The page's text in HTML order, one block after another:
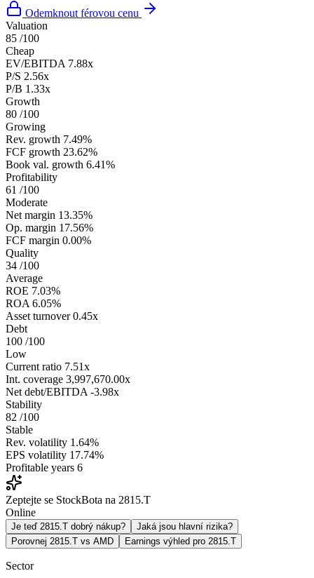
Odemknout férovou cenu
Valuation
85 /100
Cheap
EV/EBITDA 7.88x
P/S 2.56x
P/B 1.33x
Growth
80 /100
Growing
Rev. growth 7.49%
FCF growth 23.62%
Book val. growth 6.41%
Profitability
61 /100
Moderate
Net margin 13.35%
Op. margin 17.56%
FCF margin 0.00%
Quality
34 /100
Average
ROE 7.03%
ROA 6.05%
Asset turnover 0.45x
Debt
100 /100
Low
Current ratio 7.51x
Int. coverage 3,997,670.00x
Net debt/EBITDA -3.98x
Stability
82 /100
Stable
Rev. volatility 1.64%
EPS volatility 17.74%
Profitable years 6
Zeptejte se StockBota na 2815.T
Online
Je teď 2815.T dobrý nákup?
Jaká jsou hlavní rizika?
Porovnej 2815.T vs AMD
Earnings výhled pro 2815.T
Sector